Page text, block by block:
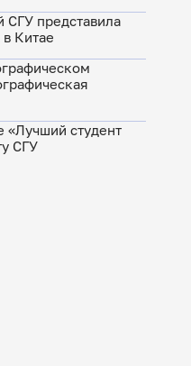
СГУ представила
в Китае
«Лучший студент
СГУ